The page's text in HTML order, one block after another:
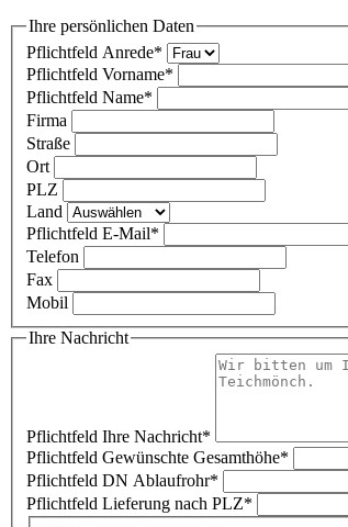
Ihre persönlichen Daten
Pflichtfeld Anrede*
Pflichtfeld Vorname*
Pflichtfeld Name*
Firma
Straße
Ort
PLZ
Land
Pflichtfeld E-Mail*
Telefon
Fax
Mobil
Ihre Nachricht
Pflichtfeld Ihre Nachricht*
Pflichtfeld Gewünschte Gesamthöhe*
Pflichtfeld DN Ablaufrohr*
Pflichtfeld Lieferung nach PLZ*